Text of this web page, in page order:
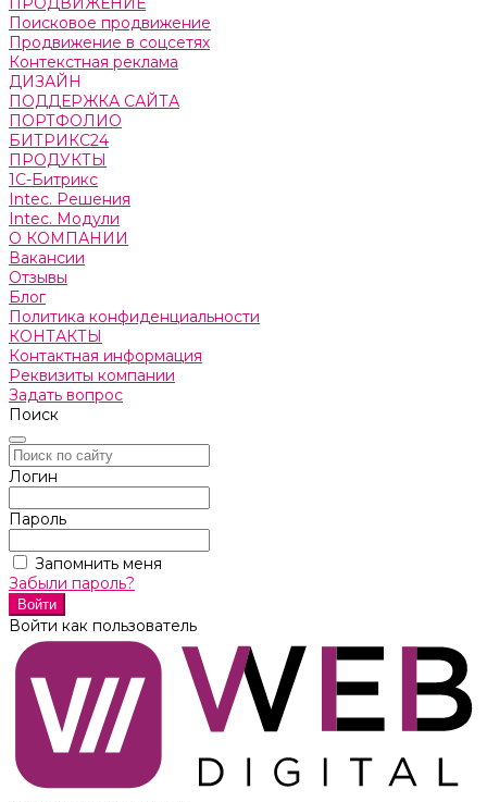
Поисковое продвижение
Продвижение в соцсетях
Контекстная реклама
ДИЗАЙН
ПОДДЕРЖКА САЙТА
ПОРТФОЛИО
БИТРИКС24
ПРОДУКТЫ
1С-Битрикс
Intec. Решения
Intec. Модули
О КОМПАНИИ
Вакансии
Отзывы
Блог
Политика конфиденциальности
КОНТАКТЫ
Контактная информация
Реквизиты компании
Задать вопрос
Поиск
Логин
Пароль
Запомнить меня
Забыли пароль?
Войти как пользователь